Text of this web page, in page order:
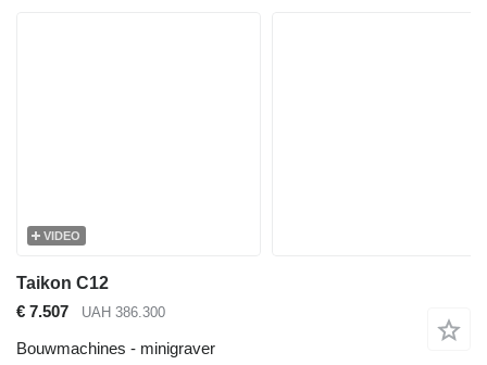
VIDEO
Taikon C12
€ 7.507
UAH 386.300
Bouwmachines - minigraver